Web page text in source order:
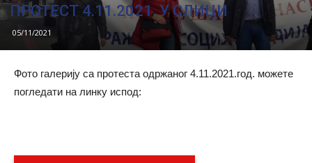
ПРОТЕСТ 4.11.2021. У СЛИЦИ
05/11/2021
Фото галерију са протеста одржаног 4.11.2021.год. можете
погледати на линку испод: